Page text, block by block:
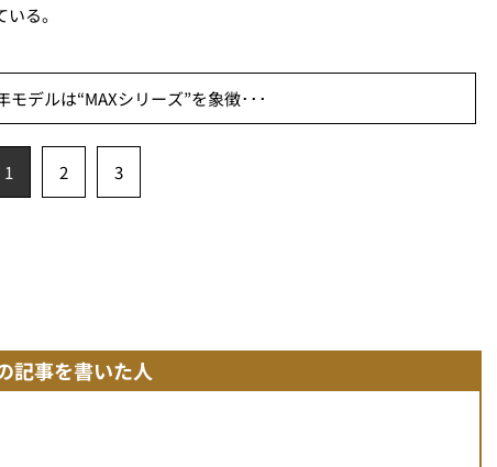
る。
モデルは“MAXシリーズ”を象徴･･･
1 2 3
記事を書いた人